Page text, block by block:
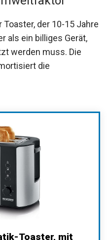
der 10-15 Jahre
als ein billiges Gerät,
werden muss. Die
die
Toaster, mit